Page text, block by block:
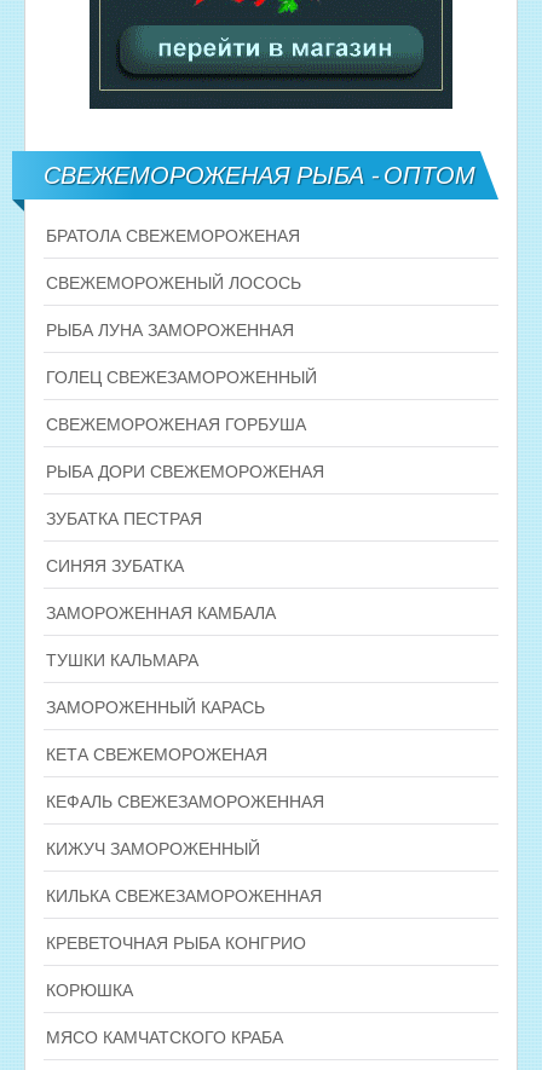
СВЕЖЕМОРОЖЕНАЯ РЫБА - ОПТОМ
БРАТОЛА СВЕЖЕМОРОЖЕНАЯ
СВЕЖЕМОРОЖЕНЫЙ ЛОСОСЬ
РЫБА ЛУНА ЗАМОРОЖЕННАЯ
ГОЛЕЦ СВЕЖЕЗАМОРОЖЕННЫЙ
СВЕЖЕМОРОЖЕНАЯ ГОРБУША
РЫБА ДОРИ СВЕЖЕМОРОЖЕНАЯ
ЗУБАТКА ПЕСТРАЯ
СИНЯЯ ЗУБАТКА
ЗАМОРОЖЕННАЯ КАМБАЛА
ТУШКИ КАЛЬМАРА
ЗАМОРОЖЕННЫЙ КАРАСЬ
КЕТА СВЕЖЕМОРОЖЕНАЯ
КЕФАЛЬ СВЕЖЕЗАМОРОЖЕННАЯ
КИЖУЧ ЗАМОРОЖЕННЫЙ
КИЛЬКА СВЕЖЕЗАМОРОЖЕННАЯ
КРЕВЕТОЧНАЯ РЫБА КОНГРИО
КОРЮШКА
МЯСО КАМЧАТСКОГО КРАБА